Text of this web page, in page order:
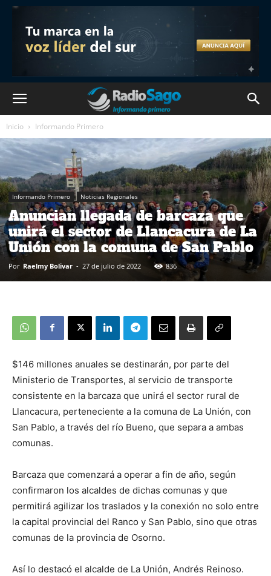
Inicio Informando Primero
Informando Primero Noticias Regionales
Anuncian llegada de barcaza que
unirá el sector de Llancacura de La
Unión con la comuna de San Pablo
Por Raelmy Bolivar - 27 de julio de 2022 836
$146 millones anuales se destinarán, por parte del
Ministerio de Transportes, al servicio de transporte
consistente en la barcaza que unirá el sector rural de
Llancacura, perteneciente a la comuna de La Unión, con
San Pablo, a través del río Bueno, que separa a ambas
comunas.
Barcaza que comenzará a operar a fin de año, según
confirmaron los alcaldes de dichas comunas y que
permitirá agilizar los traslados y la conexión no solo entre
la capital provincial del Ranco y San Pablo, sino que otras
comunas de la provincia de Osorno.
Así lo destacó el alcalde de La Unión, Andrés Reinoso.